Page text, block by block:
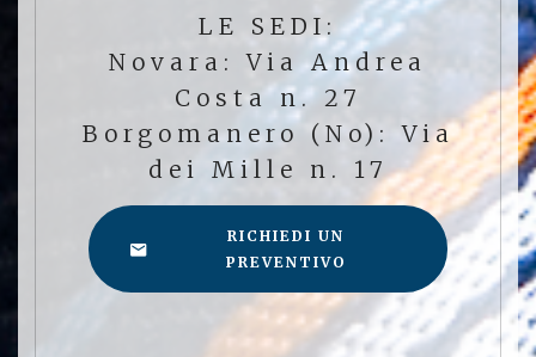
LE SEDI:
Novara: Via Andrea
Costa n. 27
Borgomanero (No): Via
dei Mille n. 17
RICHIEDI UN
PREVENTIVO